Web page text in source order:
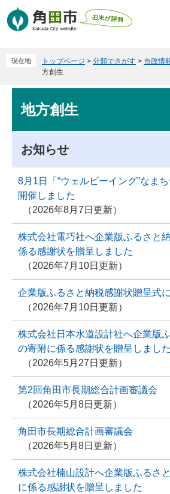
ー
ニ
現在地 トップページ > 分類でさがす > 市政情
方創生
文地方創生
お知らせ
8月1日「“ウェルビーイング”なま
開催しました
2026年8月7日更新
株式会社電巧社へ企業版ふるさと
係る感謝状を贈呈しました
2026年7月10日更新
企業版ふるさと納税感謝状贈呈式
2026年7月10日更新
株式会社日本水道設計社へ企業版
の寄附に係る感謝状を贈呈しました
2026年5月27日更新
第2回角田市長期総合計画審議会
2026年5月8日更新
角田市長期総合計画審議会
2026年5月8日更新
株式会社楠山設計へ企業版ふるさ
に係る感謝状を贈呈しました